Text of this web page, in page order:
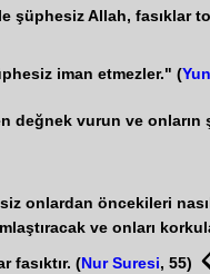
şüphesiz Allah, fasıklar
iman etmezler." (
vurun ve
onlardan öncekileri
ve onları
fasıktır. (Nur Suresi, 55)